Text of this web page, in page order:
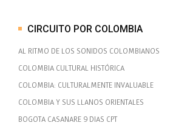
CIRCUITO POR COLOMBIA
AL RITMO DE LOS SONIDOS COLOMBIANOS
COLOMBIA CULTURAL HISTÓRICA
COLOMBIA: CULTURALMENTE INVALUABLE
COLOMBIA Y SUS LLANOS ORIENTALES
BOGOTA CASANARE 9 DIAS CPT